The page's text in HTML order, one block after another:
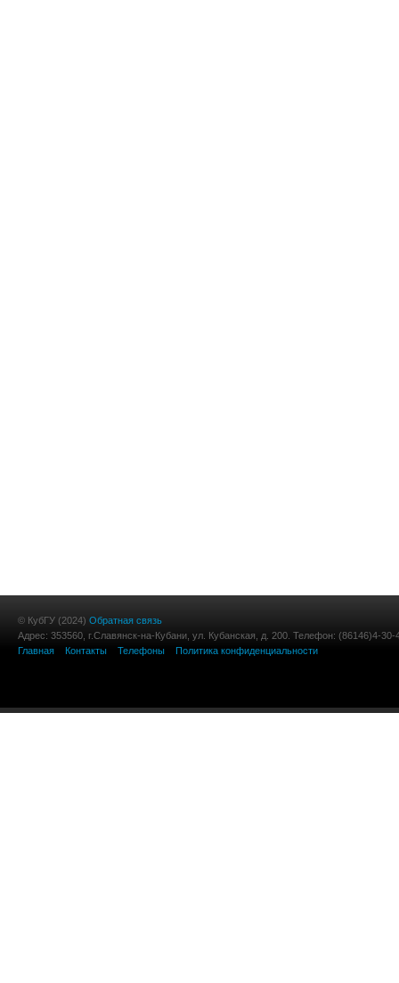
© КубГУ (2024) Обратная связь
Адрес: 353560, г.Славянск-на-Кубани, ул. Кубанская, д. 200. Телефон: (86146)4-30-
Главная
Контакты Телефоны Политика конфиденциальности